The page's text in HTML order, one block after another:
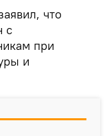
что
с
при
и